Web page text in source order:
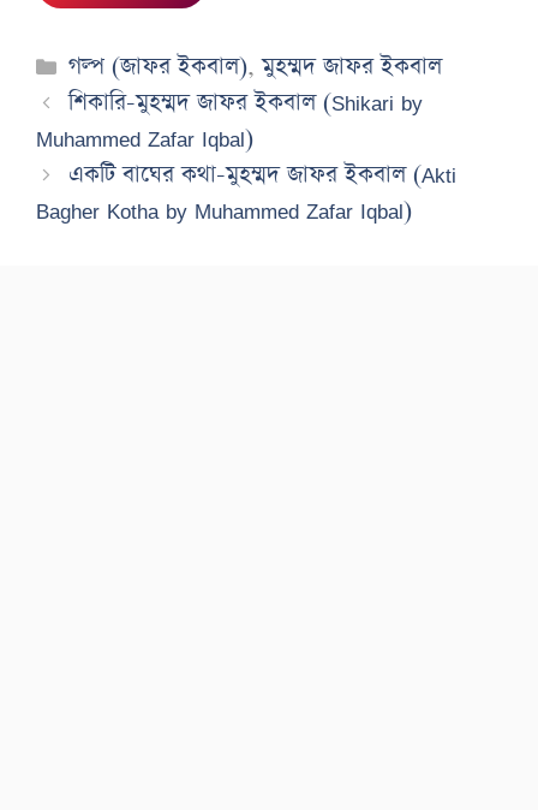
Categories
গল্প (জাফর ইকবাল),মুহম্মদ জাফর ইকবাল
শিকারি-মুহম্মদ জাফর ইকবাল (Shikari by
Muhammed Zafar Iqbal)
একটি বাঘের কথা-মুহম্মদ জাফর ইকবাল (Akti
Bagher Kotha by Muhammed Zafar Iqbal)